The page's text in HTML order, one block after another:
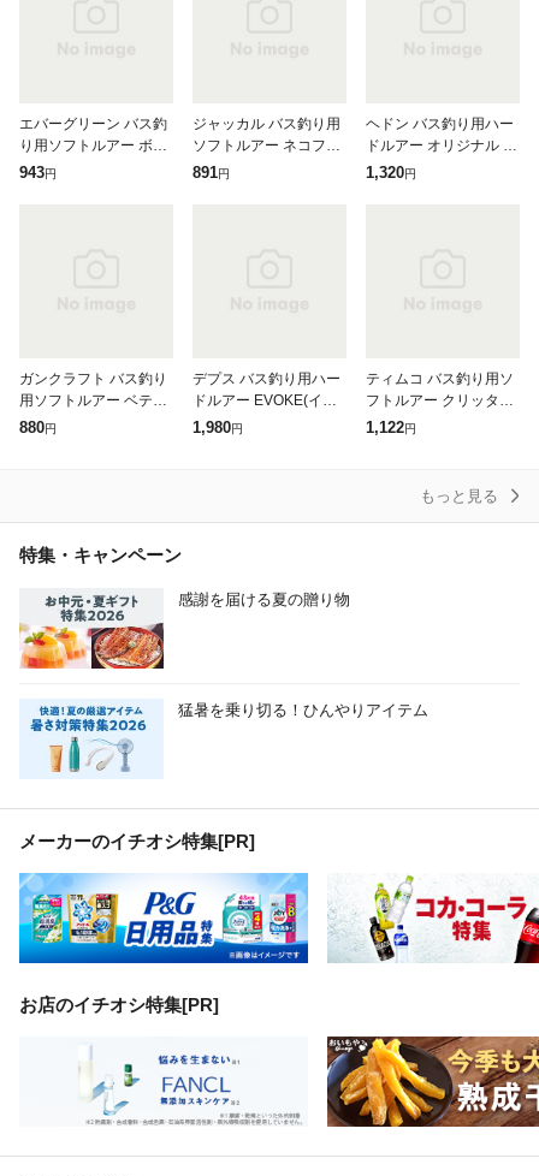
エバーグリーン バス釣
り用ソフトルアー ボウ
ワーム 12インチ #14 ア
943円
ジャッカル バス釣り用
ソフトルアー ネコフリ
ック 5.8インチ コーラ
891円
ヘドン バス釣り用ハー
ドルアー オリジナル ヴ
ァンプ スプーク(VAMP
1,320円
ガンクラフト バス釣り
用ソフトルアー ベティ
880円
デプス バス釣り用ハー
ドルアー EVOKE(イヴ
ォーク) 1.2 55mm #15
1,980円
ティムコ バス釣り用ソ
フトルアー クリッター
タックル 野良ネズミ マ
1,122円
もっと見る
特集・キャンペーン
感謝を届ける夏の贈り物
猛暑を乗り切る！ひんやりアイテム
メーカーのイチオシ特集[PR]
お店のイチオシ特集[PR]